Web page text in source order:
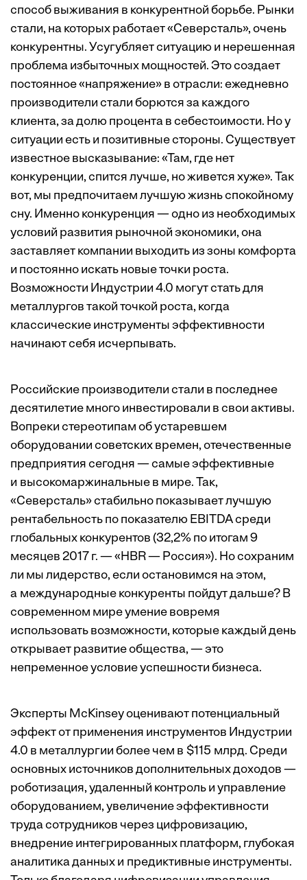
способ выживания в конкурентной борьбе. Рынки
стали, на которых работает «Северсталь», очень
конкурентны. Усугубляет ситуацию и нерешенная
проблема избыточных мощностей. Это создает
постоянное «напряжение» в отрасли: ежедневно
производители стали борются за каждого
клиента, за долю процента в себестоимости. Но у
ситуации есть и позитивные стороны. Существует
известное высказывание: «Там, где нет
конкуренции, спится лучше, но живется хуже». Так
вот, мы предпочитаем лучшую жизнь спокойному
сну. Именно конкуренция — одно из необходимых
условий развития рыночной экономики, она
заставляет компании выходить из зоны комфорта
и постоянно искать новые точки роста.
Возможности Индустрии 4.0 могут стать для
металлургов такой точкой роста, когда
классические инструменты эффективности
начинают себя исчерпывать.
Российские производители стали в последнее
десятилетие много инвестировали в свои активы.
Вопреки стереотипам об устаревшем
оборудовании советских времен, отечественные
предприятия сегодня — самые эффективные
и высокомаржинальные в мире. Так,
«Северсталь» стабильно показывает лучшую
рентабельность по показателю EBITDA среди
глобальных конкурентов (32,2% по итогам 9
месяцев 2017 г. — «HBR — Россия»). Но сохраним
ли мы лидерство, если остановимся на этом,
а международные конкуренты пойдут дальше? В
современном мире умение вовремя
использовать возможности, которые каждый день
открывает развитие общества, — это
непременное условие успешности бизнеса.
Эксперты McKinsey оценивают потенциальный
эффект от применения инструментов Индустрии
4.0 в металлургии более чем в $115 млрд. Среди
основных источников дополнительных доходов —
роботизация, удаленный контроль и управление
оборудованием, увеличение эффективности
труда сотрудников через цифровизацию,
внедрение интегрированных платформ, глубокая
аналитика данных и предиктивные инструменты.